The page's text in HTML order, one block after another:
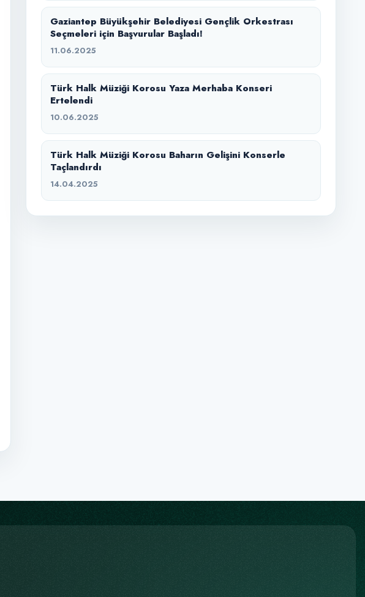
Gaziantep Büyükşehir Belediyesi Gençlik Orkestrası
Seçmeleri için Başvurular Başladı!
11.06.2025
Türk Halk Müziği Korosu Yaza Merhaba Konseri
Ertelendi
10.06.2025
Türk Halk Müziği Korosu Baharın Gelişini Konserle
Taçlandırdı
14.04.2025